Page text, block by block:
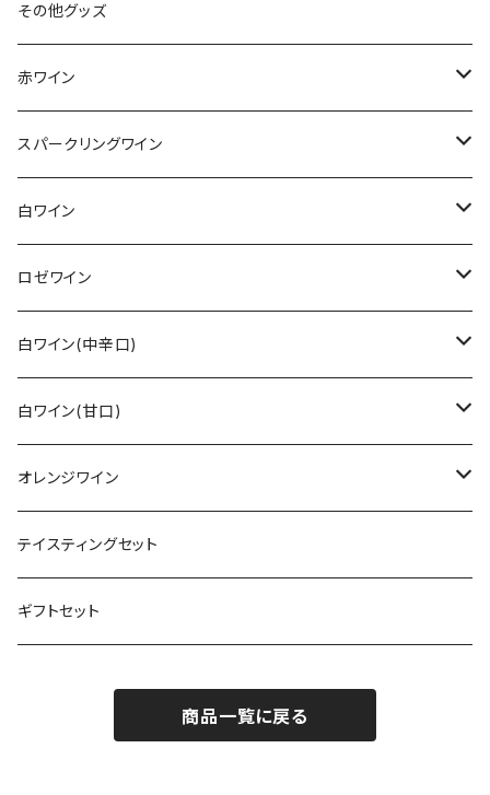
その他グッズ
赤ワイン
その他赤ワイン
カベルネ・ソーヴィニョン
トロリンガー
シュペートブルグンダー(ピノ・ノワール)
バーデン
ラインガウ
ラインヘッセン
レンベルガー
ヴュルテンベルク
トロリンガー
ヴュルテンベルク
ドルンフェルダー
ザーレ・ウンストルート
スパークリングワイン
ロゼゼクト
白ゼクト
バーデン
モーゼル
白ワイン
リースリング
モーゼル
ラインガウ
ジルヴァーナー
フランケン
ザーレ・ウンストルート
その他白ワイン
プファルツ
ラインヘッセン
ヴァイスブルグンダー
モーゼル
プファルツ
グラウブルグンダー
バーデン
シャルドネ
ソーヴィニヨン・ブラン
ロゼワイン
その他
プファルツ
モーゼル
シュペートブルグンダー(ピノ・ノワール)
モーゼル
ラインヘッセン
白ワイン(中辛口)
リースリング
モーゼル
ラインヘッセン
ショイレーベ
フランケン
バフース
フランケン
キュヴェ(ブレンド)
白ワイン(甘口)
リースリング
モーゼル
ラインガウ
その他
プファルツ
ヴュルツァー
オレンジワイン
その他
プファルツ
リースリング
テイスティングセット
ギフトセット
商品一覧に戻る